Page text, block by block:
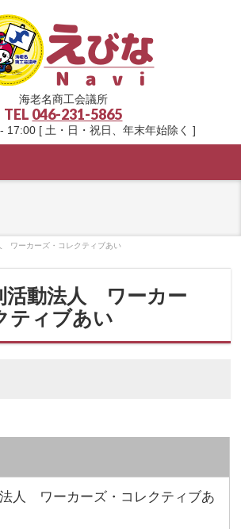
海老名商工会議所
TEL 046-231-5865
17:00 [ 土・日・祝日、年末年始除く ]
ワーカーズ・コレクティブあい
活動法人 ワーカー
ティブあい
人 ワーカーズ・コレクティブあ